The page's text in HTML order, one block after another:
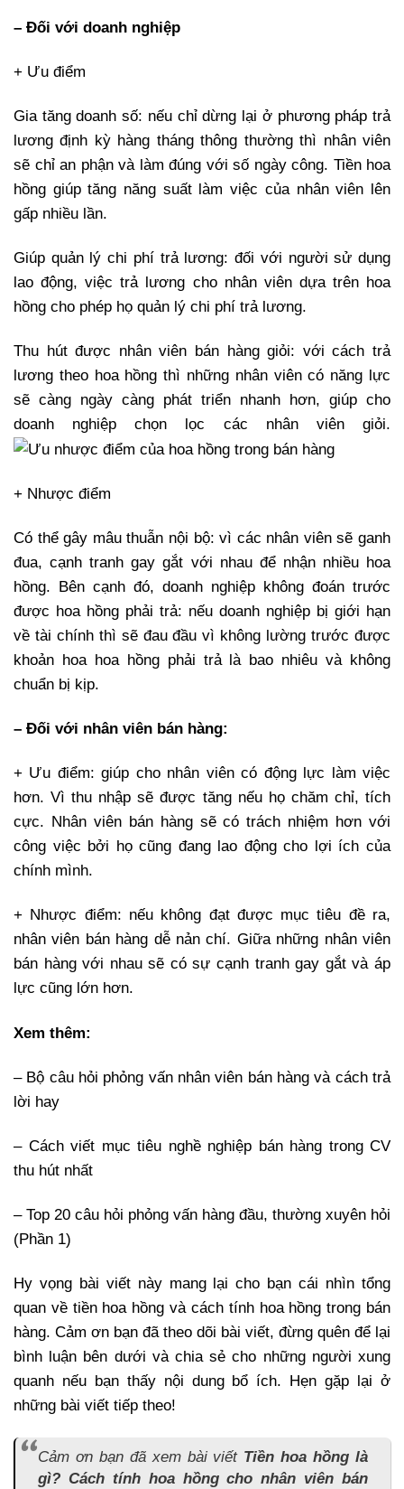
– Đối với doanh nghiệp
+ Ưu điểm
Gia tăng doanh số: nếu chỉ dừng lại ở phương pháp trả
lương định kỳ hàng tháng thông thường thì nhân viên
sẽ chỉ an phận và làm đúng với số ngày công. Tiền hoa
hồng giúp tăng năng suất làm việc của nhân viên lên
gấp nhiều lần.
Giúp quản lý chi phí trả lương: đối với người sử dụng
lao động, việc trả lương cho nhân viên dựa trên hoa
hồng cho phép họ quản lý chi phí trả lương.
Thu hút được nhân viên bán hàng giỏi: với cách trả
lương theo hoa hồng thì những nhân viên có năng lực
sẽ càng ngày càng phát triển nhanh hơn, giúp cho
doanh nghiệp chọn lọc các nhân viên giỏi.
+ Nhược điểm
Có thể gây mâu thuẫn nội bộ: vì các nhân viên sẽ ganh
đua, cạnh tranh gay gắt với nhau để nhận nhiều hoa
hồng. Bên cạnh đó, doanh nghiệp không đoán trước
được hoa hồng phải trả: nếu doanh nghiệp bị giới hạn
về tài chính thì sẽ đau đầu vì không lường trước được
khoản hoa hoa hồng phải trả là bao nhiêu và không
chuẩn bị kịp.
– Đối với nhân viên bán hàng:
+ Ưu điểm: giúp cho nhân viên có động lực làm việc
hơn. Vì thu nhập sẽ được tăng nếu họ chăm chỉ, tích
cực. Nhân viên bán hàng sẽ có trách nhiệm hơn với
công việc bởi họ cũng đang lao động cho lợi ích của
chính mình.
+ Nhược điểm: nếu không đạt được mục tiêu đề ra,
nhân viên bán hàng dễ nản chí. Giữa những nhân viên
bán hàng với nhau sẽ có sự cạnh tranh gay gắt và áp
lực cũng lớn hơn.
Xem thêm:
– Bộ câu hỏi phỏng vấn nhân viên bán hàng và cách trả
lời hay
– Cách viết mục tiêu nghề nghiệp bán hàng trong CV
thu hút nhất
– Top 20 câu hỏi phỏng vấn hàng đầu, thường xuyên hỏi
(Phần 1)
Hy vọng bài viết này mang lại cho bạn cái nhìn tổng
quan về tiền hoa hồng và cách tính hoa hồng trong bán
hàng. Cảm ơn bạn đã theo dõi bài viết, đừng quên để lại
bình luận bên dưới và chia sẻ cho những người xung
quanh nếu bạn thấy nội dung bổ ích. Hẹn gặp lại ở
những bài viết tiếp theo!
Cảm ơn bạn đã xem bài viết Tiền hoa hồng là
gì? Cách tính hoa hồng cho nhân viên bán